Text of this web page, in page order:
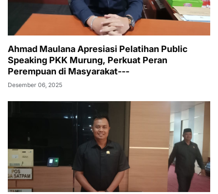
Ahmad Maulana Apresiasi Pelatihan Public
Speaking PKK Murung, Perkuat Peran
Perempuan di Masyarakat---
Desember 06, 2025